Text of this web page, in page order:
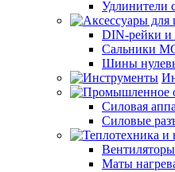
Удлинители
DIN-рейки и
Сальники
Шины
Силовая
Силовые
Маты